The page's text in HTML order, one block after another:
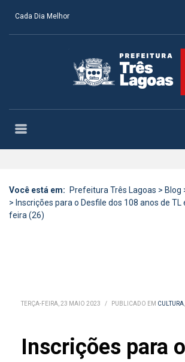
Cada Dia Melhor
Você está em: Prefeitura Três Lagoas > Blog
> Inscrições para o Desfile dos 108 anos de
feira (26)
TERÇA-FEIRA, 23 MAIO 2023 / PUBLICADO EM CULTURA,
Inscrições para o